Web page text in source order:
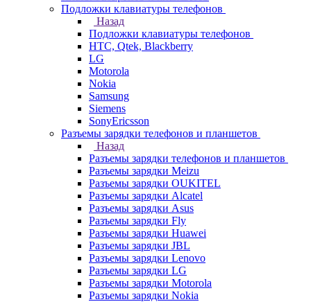
Подложки клавиатуры телефонов
Назад
Подложки клавиатуры телефонов
HTC, Qtek, Blackberry
LG
Motorola
Nokia
Samsung
Siemens
SonyEricsson
Разъемы зарядки телефонов и планшетов
Назад
Разъемы зарядки телефонов и планшетов
Разъемы зарядки Meizu
Разъемы зарядки OUKITEL
Разъемы зарядки Alcatel
Разъемы зарядки Asus
Разъемы зарядки Fly
Разъемы зарядки Huawei
Разъемы зарядки JBL
Разъемы зарядки Lenovo
Разъемы зарядки LG
Разъемы зарядки Motorola
Разъемы зарядки Nokia